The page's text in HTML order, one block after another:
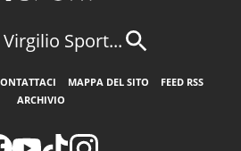
Sport...
MAPPA DEL SITO
FEED RSS
ARCHIVIO